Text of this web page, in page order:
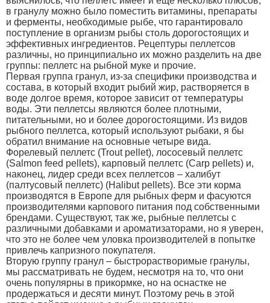
в гранулу можно было поместить витамины, препараты
и ферменты, необходимые рыбе, что гарантировало
поступление в организм рыбы столь дорогостоящих и
эффективных ингредиентов. Рецептуры пеллетсов
различны, но принципиально их можно разделить на две
группы: пеллетс на рыбной муке и прочие.
Первая группа гранул, из-за специфики производства и
состава, в который входит рыбий жир, растворяется в
воде долгое время, которое зависит от температуры
воды. Эти пеллетсы являются более плотными,
питательными, но и более дорогостоящими. Из видов
рыбного пеллетса, который используют рыбаки, я бы
обратил внимание на основные четыре вида.
Форелевый пеллетс (Trout pellet), лососевый пеллетс
(Salmon feed pellets), карповый пеллетс (Carp pellets) и,
наконец, лидер среди всех пеллетсов – халибут
(палтусовый пеллетс) (Halibut pellets). Все эти корма
производятся в Европе для рыбных ферм и фасуются
производителями карпового питания под собственными
брендами. Существуют, так же, рыбные пеллетсы с
различными добавками и ароматизаторами, но я уверен,
что это не более чем уловка производителей в попытке
привлечь капризного покупателя.
Вторую группу гранул – быстрорастворимые гранулы,
мы рассматривать не будем, несмотря на то, что они
очень популярны в прикормке, но на оснастке не
продержаться и десяти минут. Поэтому речь в этой